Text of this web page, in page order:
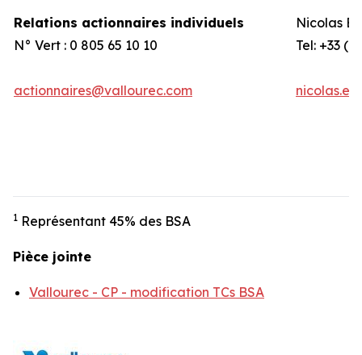
Relations actionnaires individuels
N° Vert : 0 805 65 10 10
actionnaires@vallourec.com
Nicolas
Tel: +33
1 Représentant 45% des BSA
Pièce jointe
Vallourec - CP - modification TCs BSA